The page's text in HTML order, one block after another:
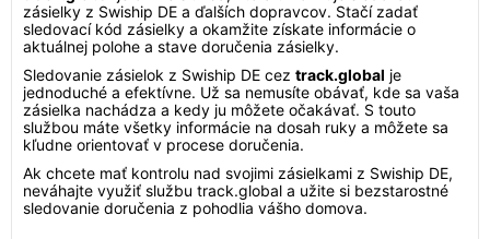
zásielky z Swiship DE a ďalších dopravcov. Stačí zadať
sledovací kód zásielky a okamžite získate informácie o
aktuálnej polohe a stave doručenia zásielky.
Sledovanie zásielok z Swiship DE cez track.global je
jednoduché a efektívne. Už sa nemusíte obávať, kde sa vaša
zásielka nachádza a kedy ju môžete očakávať. S touto
službou máte všetky informácie na dosah ruky a môžete sa
kľudne orientovať v procese doručenia.
Ak chcete mať kontrolu nad svojimi zásielkami z Swiship DE,
neváhajte využiť službu track.global a užite si bezstarostné
sledovanie doručenia z pohodlia vášho domova.